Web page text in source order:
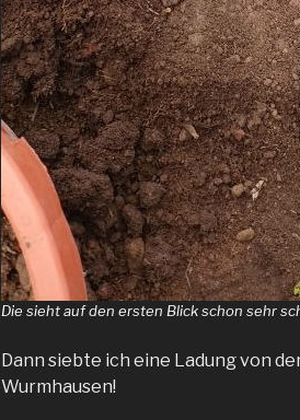
Die sieht auf den ersten Blick schon sehr
Dann siebte ich eine Ladung von
Wurmhausen!